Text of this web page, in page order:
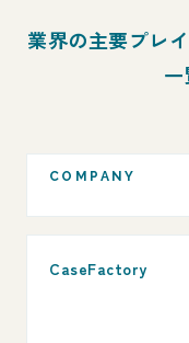
業界の主要プレ
一
COMPANY
CaseFactory